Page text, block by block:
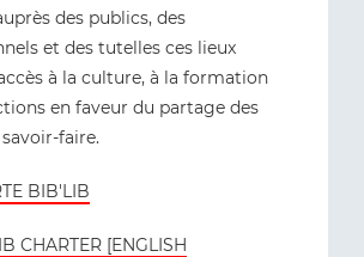
des publics, des
et des tutelles ces lieux
à la culture, à la formation
en faveur du partage des
faire.
BIB'LIB
CHARTER [ENGLISH